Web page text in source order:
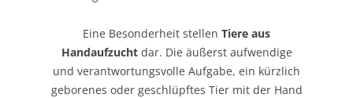
Eine Besonderheit stellen Tiere aus
Handaufzuchtdar. Die äußerst aufwendige
und verantwortungsvolle Aufgabe, ein kürzlich
geborenes oder geschlüpftes Tier mit der Hand